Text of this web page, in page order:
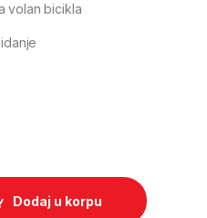
volan bicikla
bicikl quantity
Dodaj u korpu